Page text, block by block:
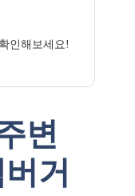
인해보세요!
변
거